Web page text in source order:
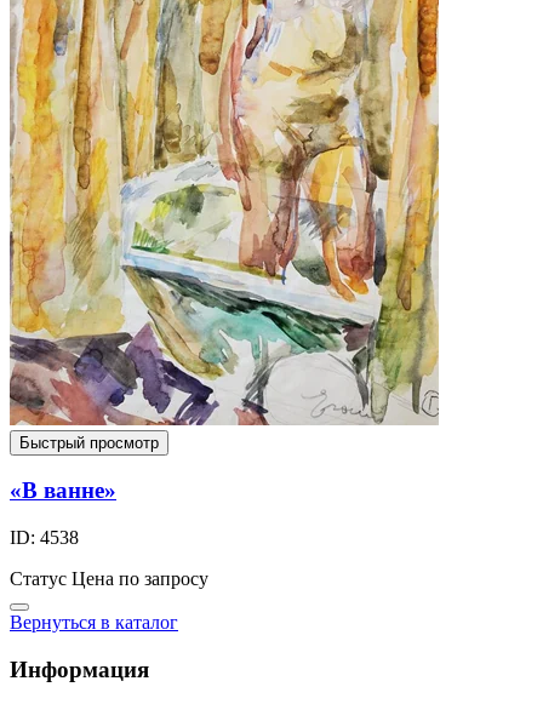
Быстрый просмотр
«В ванне»
ID: 4538
Статус Цена по запросу
Вернуться в каталог
Информация